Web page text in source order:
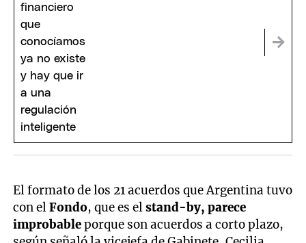
El formato de los 21 acuerdos que Argentina tuvo
con elFondo, que es elstand-by, parece
improbableporque son acuerdos a corto plazo,